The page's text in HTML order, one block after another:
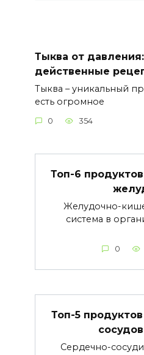
Тыква от
действенные
Тыква – уникальный
есть огромное
0 354
Топ-6
Желудочно-
система в
0
Топ-5
Сердечно-